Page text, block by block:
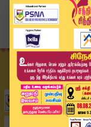
Home
தமிழ்நாடு
10 சதவீதம்